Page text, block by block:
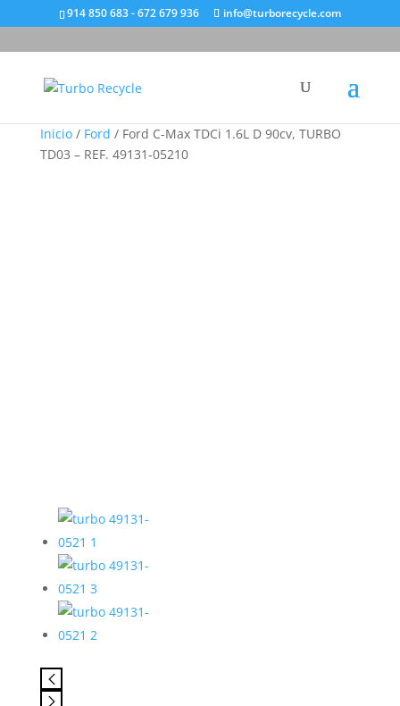
914 850 683 - 672 679 936 info@turborecycle.com
Inicio/ Ford / Ford C-Max TDCi 1.6L D 90cv, TURBO
TD03 – REF. 49131-05210